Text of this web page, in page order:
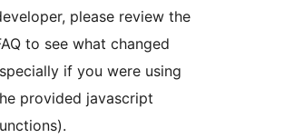
please review the
to see what changed
if you were using
provided javascript